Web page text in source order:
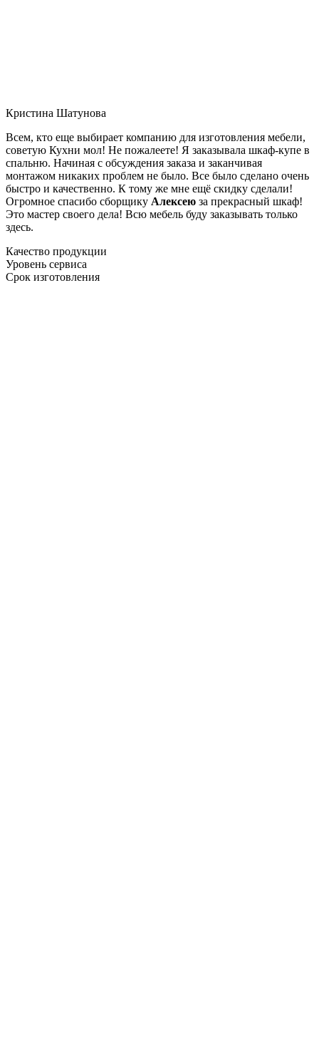
Кристина Шатунова
Всем, кто еще выбирает компанию для изготовления мебели,
советую Кухни мол! Не пожалеете! Я заказывала шкаф-купе в
спальню. Начиная с обсуждения заказа и заканчивая
монтажом никаких проблем не было. Все было сделано очень
быстро и качественно. К тому же мне ещё скидку сделали!
Огромное спасибо сборщику Алексею за прекрасный шкаф!
Это мастер своего дела! Всю мебель буду заказывать только
здесь.
Качество продукции
Уровень сервиса
Срок изготовления